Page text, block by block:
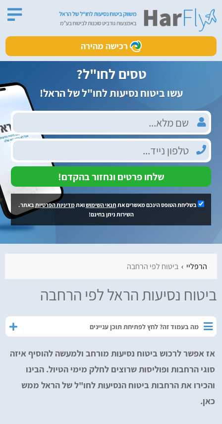
רכישה מהירה
טסים לחו"ל?
עשו ביטוח נסיעות לחו"ל של הראל!
שלחו פרטים ונחזור בהקדם!
בשליחת הטופס הינכם מאשרים את תנאי השימושואתמדיניות הפרטיותבאתר.
השירות ניתן בחינם!
הרפליי ביטוח לפי הרחבה
ביטוח נסיעות הראל לפי הרחבה
מה בעמוד זה? לחץ לפתיחת תוכן עניינים
אז אפשר לרכוש ביטוח נסיעות מורחב ולמעשה להוסיף איזה
סוגי הרחבות ופוליסות שרוצים לחלק מימי הטיול. הבינו
והכירו את הרחבות ביטוח הנסיעות לחו"ל של הראל ממש
כאן.